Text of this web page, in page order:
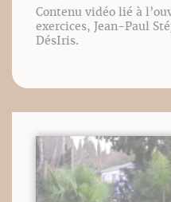
Contenu vidéo lié à
exercices, Jean-Paul
DésIris.